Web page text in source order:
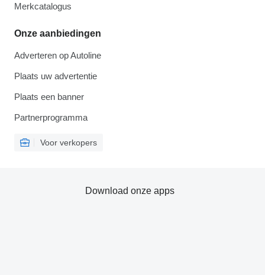
Merkcatalogus
Onze aanbiedingen
Adverteren op Autoline
Plaats uw advertentie
Plaats een banner
Partnerprogramma
Voor verkopers
Download onze apps